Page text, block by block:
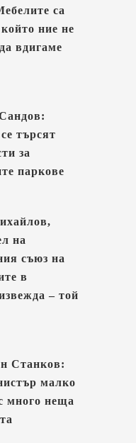
са
ние не
вдигаме
търсят
за
паркове
на
съюз на
в
– той
Станков:
малко
много неща